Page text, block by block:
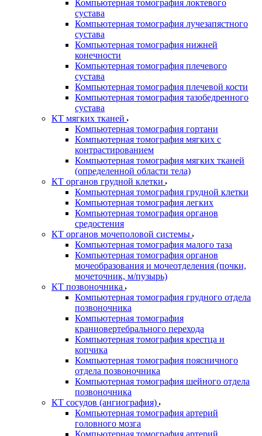
Компьютерная томография локтевого
сустава
Компьютерная томография лучезапястного
сустава
Компьютерная томография нижней
конечности
Компьютерная томография плечевого
сустава
Компьютерная томография плечевой кости
Компьютерная томография тазобедренного
сустава
КТ мягких тканей
Компьютерная томография гортани
Компьютерная томография мягких с
контрастированием
Компьютерная томография мягких тканей
(определенной области тела)
КТ органов грудной клетки
Компьютерная томография грудной клетки
Компьютерная томография легких
Компьютерная томография органов
средостения
КТ органов мочеполовой системы
Компьютерная томография малого таза
Компьютерная томография органов
мочеобразования и мочеотделения (почки,
мочеточник, м/пузырь)
КТ позвоночника
Компьютерная томография грудного отдела
позвоночника
Компьютерная томография
краниовертебрального перехода
Компьютерная томография крестца и
копчика
Компьютерная томография поясничного
отдела позвоночника
Компьютерная томография шейного отдела
позвоночника
КТ сосудов (ангиография)
Компьютерная томография артерий
головного мозга
Компьютерная томография артерий